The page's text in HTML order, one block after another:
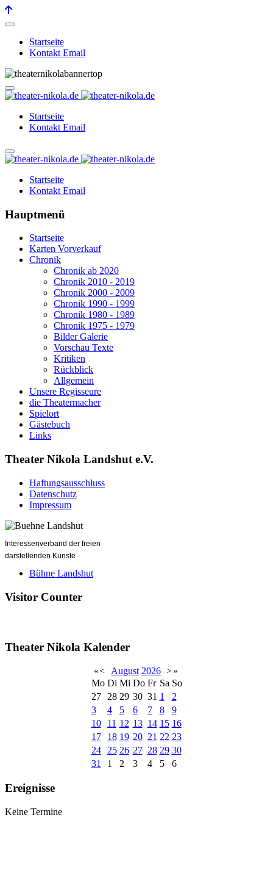
Startseite
Kontakt Email
Startseite
Kontakt Email
Startseite
Kontakt Email
Hauptmenü
Startseite
Karten Vorverkauf
Chronik
Chronik ab 2020
Chronik 2010 - 2019
Chronik 2000 - 2009
Chronik 1990 - 1999
Chronik 1980 - 1989
Chronik 1975 - 1979
Bilder Galerie
Vorschau Texte
Kritiken
Rückblick
Allgemein
Unsere Regisseure
die Theatermacher
Spielort
Gästebuch
Links
Theater Nikola Landshut e.V.
Haftungsausschluss
Datenschutz
Impressum
Interessenverband der freien
darstellenden Künste
Bühne Landshut
Visitor Counter
Theater Nikola Kalender
«< August 2026 >»
Mo Di Mi Do Fr Sa So
27
28 29 30 31 1
2
3
4 5 6 7 8
9
10
11 12 13 14 15 16
17
18 19 20 21 22 23
24
25 26 27 28 29 30
31
1 2 3 4 5 6
Ereignisse
Keine Termine